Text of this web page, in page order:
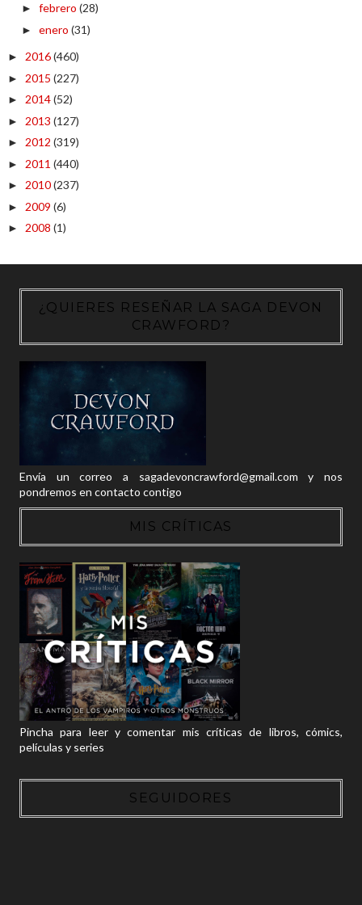
► febrero (28)
► enero (31)
► 2016(460)
► 2015 (227)
► 2014(52)
► 2013 (127)
► 2012 (319)
► 2011 (440)
► 2010(237)
► 2009 (6)
► 2008 (1)
¿QUIERES RESEÑAR LA SAGA DEVON
CRAWFORD?
Envía un correo a sagadevoncrawford@gmail.com y nos
pondremos en contacto contigo
MIS CRÍTICAS
Pincha para leer y comentar mis críticas de libros, cómics,
películas y series
SEGUIDORES